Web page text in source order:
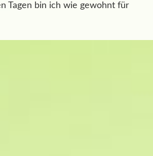
Tagen bin ich wie gewohnt für